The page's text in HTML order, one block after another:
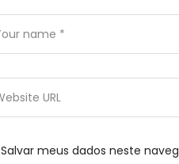
Salvar meus dados neste